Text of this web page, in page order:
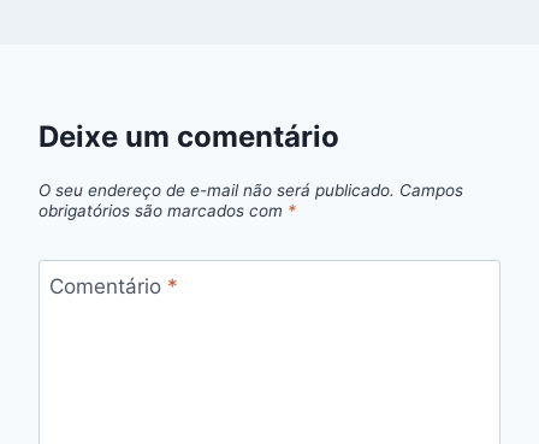
Deixe um comentário
O seu endereço de e-mail não será publicado. Campos
obrigatórios são marcados com *
Comentário *